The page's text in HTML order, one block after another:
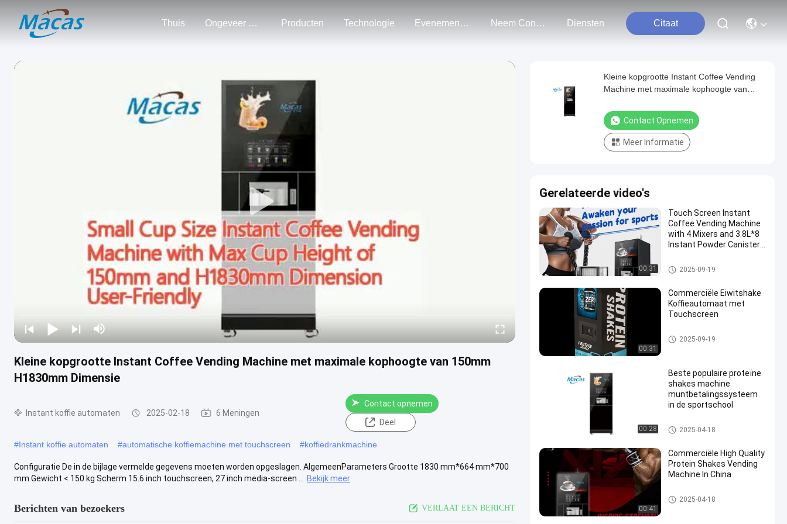
Thuis Ongeveer Ons Producten Technologie Evenementen Neem Contact Met Ons Op Diensten Citaat
Kleine kopgrootte Instant Coffee Vending Machine met maximale kophoogte van 150mm
H1830mm Dimensie
Instant koffie automaten 2025-02-18 6 Meningen
Contact opnemen
Deel
#Instant koffie automaten #automatische koffiemachine met touchscreen #koffiedrankmachine
Configuratie De in de bijlage vermelde gegevens moeten worden opgeslagen. AlgemeenParameters Grootte 1830 mm*664 mm*700
mm Gewicht < 150 kg Scherm 15.6 inch touchscreen, 27 inch media-screen ...
Bekijk meer
Berichten van bezoekers VERLAAT EEN BERICHT
Kleine kopgrootte Instant Coffee Vending
Machine met maximale kophoogte van
Contact Opnemen
Meer Informatie
Gerelateerde video's
00:31
Touch Screen Instant
Coffee Vending Machine
with 4 Mixers and 3.8L*8
Instant Powder Canisters
Espresso Brewer
Instant koffie automaten
2025-09-19
00:31
Commerciële Eiwitshake
Koffieautomaat met
Touchscreen
Instant koffie automaten
2025-09-19
00:28
Beste populaire proteïne
shakes machine
muntbetalingssysteem
in de sportschool
Instant koffie automaten
2025-04-18
00:41
Commerciële High Quality
Protein Shakes Vending
Machine In China
Instant koffie automaten
2025-04-18